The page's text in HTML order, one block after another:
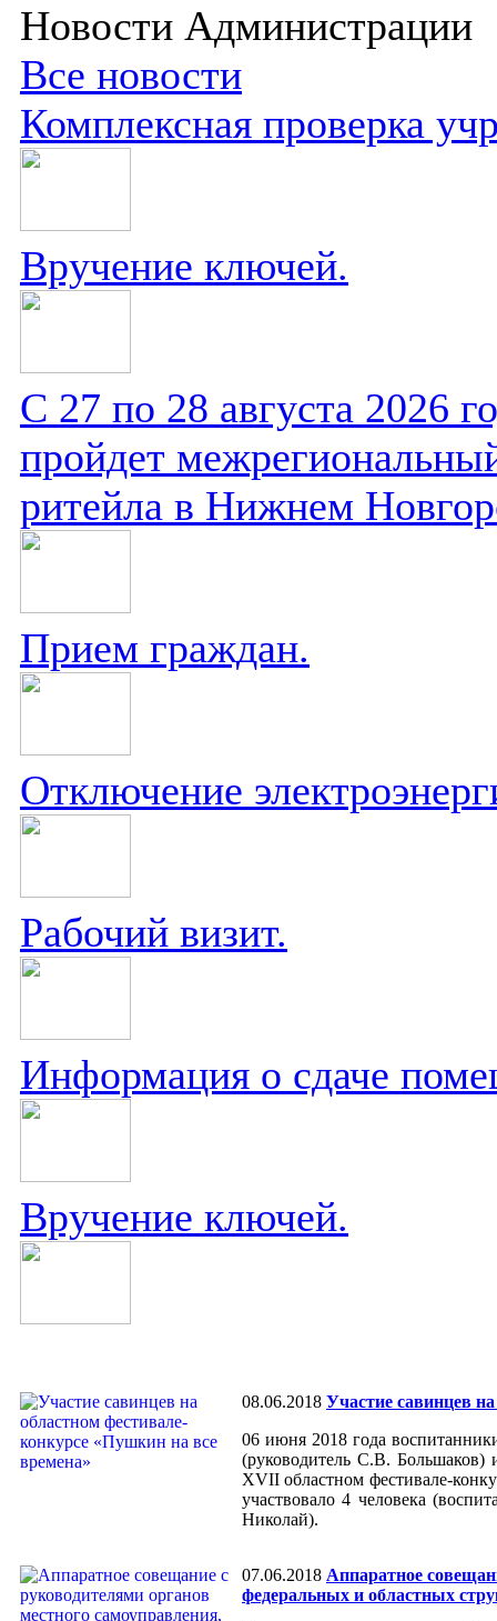
Новости Администрации
Все новости
Комплексная проверка
Вручение ключей.
С 27 по 28 августа 2026
пройдет
ритейла в Нижнем
Прием граждан.
Отключение
Рабочий визит.
Информация о сдаче
Вручение ключей.
08.06.2018 Участие савинцев
06 июня 2018 года
(руководитель С.В.
XVII областном фестивале-
участвовало 4 человека
Николай).
07.06.2018 Аппаратное
федеральных и областных